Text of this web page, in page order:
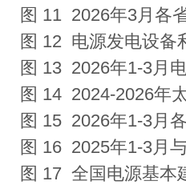
图 11 2026年3月各
图 12 电源发电设备
图 13 2026年1-3月
图 14 2024-2026年
图 15 2026年1-3月
图 16 2025年1-3月
图 17 全国电源基本